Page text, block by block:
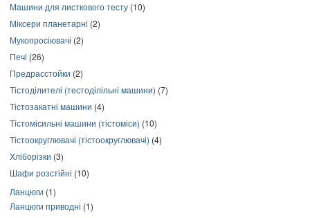
Машини для листкового тесту (10)
Міксери планетарні (2)
Мукопросіювачі (2)
Печі (26)
Предрасстойки (2)
Тістоділителі (тестоділільні машини) (7)
Тістозакатні машини (4)
Тістомісильні машини (тістоміси) (10)
Тістоокруглювачі (тістоокруглювачі) (4)
Хліборізки (3)
Шафи розстійні (10)
Ланцюги (1)
Ланцюги приводні (1)